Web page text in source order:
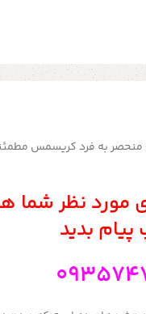
به فرد کریسمس
نظر شما
پیام بدید